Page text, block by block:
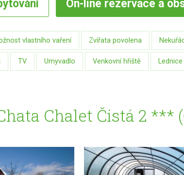
On-line rezervace a
vlastního vaření Zvířata povolena
TV Umyvadlo Venkovní hřiště Lednice
Chalet Čistá 2 ***